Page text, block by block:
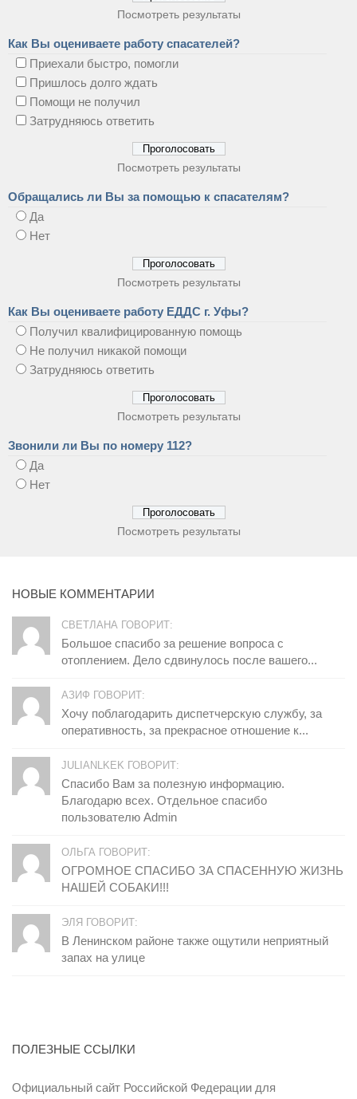
Посмотреть результаты
Как Вы оцениваете работу спасателей?
Приехали быстро, помогли
Пришлось долго ждать
Помощи не получил
Затрудняюсь ответить
Посмотреть результаты
Обращались ли Вы за помощью к спасателям?
Да
Нет
Посмотреть результаты
Как Вы оцениваете работу ЕДДС г. Уфы?
Получил квалифицированную помощь
Не получил никакой помощи
Затрудняюсь ответить
Посмотреть результаты
Звонили ли Вы по номеру 112?
Да
Нет
Посмотреть результаты
НОВЫЕ КОММЕНТАРИИ
СВЕТЛАНА ГОВОРИТ:
Большое спасибо за решение вопроса с
отоплением. Дело сдвинулось после вашего...
АЗИФ ГОВОРИТ:
Хочу поблагодарить диспетчерскую службу, за
оперативность, за прекрасное отношение к...
JULIANLKEK ГОВОРИТ:
Спасибо Вам за полезную информацию.
Благодарю всех. Отдельное спасибо
пользователю Admin
ОЛЬГА ГОВОРИТ:
ОГРОМНОЕ СПАСИБО ЗА СПАСЕННУЮ ЖИЗНЬ
НАШЕЙ СОБАКИ!!!
ЭЛЯ ГОВОРИТ:
В Ленинском районе также ощутили неприятный
запах на улице
ПОЛЕЗНЫЕ ССЫЛКИ
Официальный сайт Российской Федерации для